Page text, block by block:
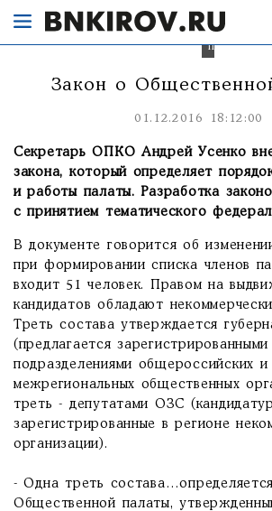
палате.
Закон о
01.12.2016 18:12:00
Секретарь ОПКО Андрей Усенко
закона, который определяет
и работы палаты. Разработка
с принятием тематического
В документе говорится об
при формировании списка членов
входит 51 человек. Правом на
кандидатов обладают
Треть состава утверждается
(предлагается
подразделениями общероссийских и
межрегиональных общественных
треть - депутатами ОЗС
зарегистрированные в регионе
организации).
- Одна треть
Общественной палаты,